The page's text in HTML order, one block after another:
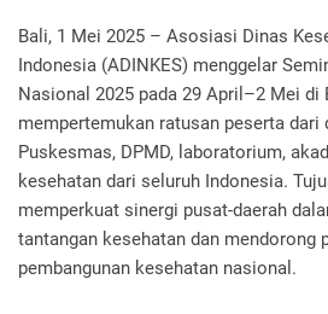
Bali, 1 Mei 2025 – Asosiasi Dinas
Indonesia (ADINKES) menggelar
Nasional 2025 pada 29 April–2 Mei di
mempertemukan ratusan peserta dari
Puskesmas, DPMD, laboratorium,
kesehatan dari seluruh Indonesia.
memperkuat sinergi pusat-daerah
tantangan kesehatan dan mendorong
pembangunan kesehatan nasional.